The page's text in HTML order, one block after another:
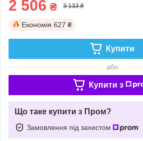
2 506 ₴ 3 133 ₴
Економія 627 ₴
Купити
або
Купити з
Що таке купити з Пром?
Замовлення під захистом